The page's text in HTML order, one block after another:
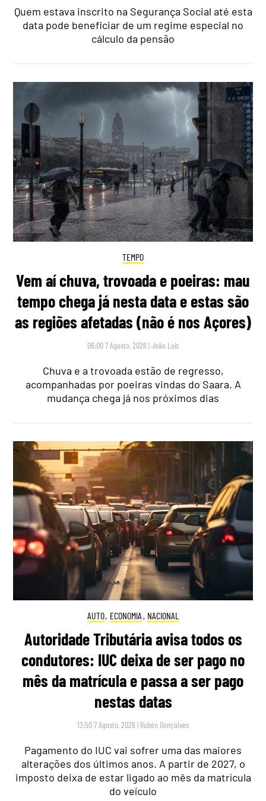
Quem estava inscrito na Segurança Social até esta
data pode beneficiar de um regime especial no
cálculo da pensão
TEMPO
Vem aí chuva, trovoada e poeiras: mau
tempo chega já nesta data e estas são
as regiões afetadas (não é nos Açores)
06:00 7 Agosto, 2026 |João Luís
Chuva e a trovoada estão de regresso,
acompanhadas por poeiras vindas do Saara. A
mudança chega já nos próximos dias
AUTO, ECONOMIA , NACIONAL
Autoridade Tributária avisa todos os
condutores: IUC deixa de ser pago no
mês da matrícula e passa a ser pago
nestas datas
13:50 7 Agosto, 2026 | Rubén Gonçalves
Pagamento do IUC vai sofrer uma das maiores
alterações dos últimos anos. A partir de 2027, o
imposto deixa de estar ligado ao mês da matrícula
do veículo